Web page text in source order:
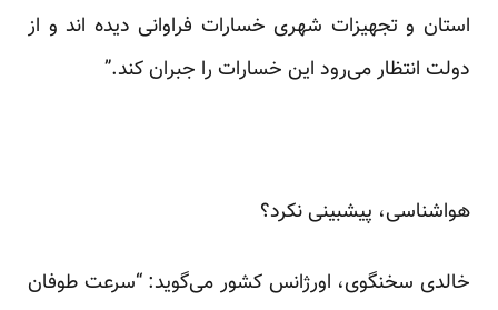
استان و تجهیزات شهری خسارات فراوانی دیده اند و از
دولت انتظار می‌رود این خسارات را جبران کند.”
هواشناسی، پیش‎بینی نکرد؟
خالدی سخنگوی، اورژانس کشور می‌گوید: “سرعت طوفان